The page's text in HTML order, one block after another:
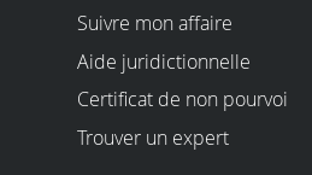
Suivre mon affaire
Aide juridictionnelle
Certificat de non pourvoi
Trouver un expert